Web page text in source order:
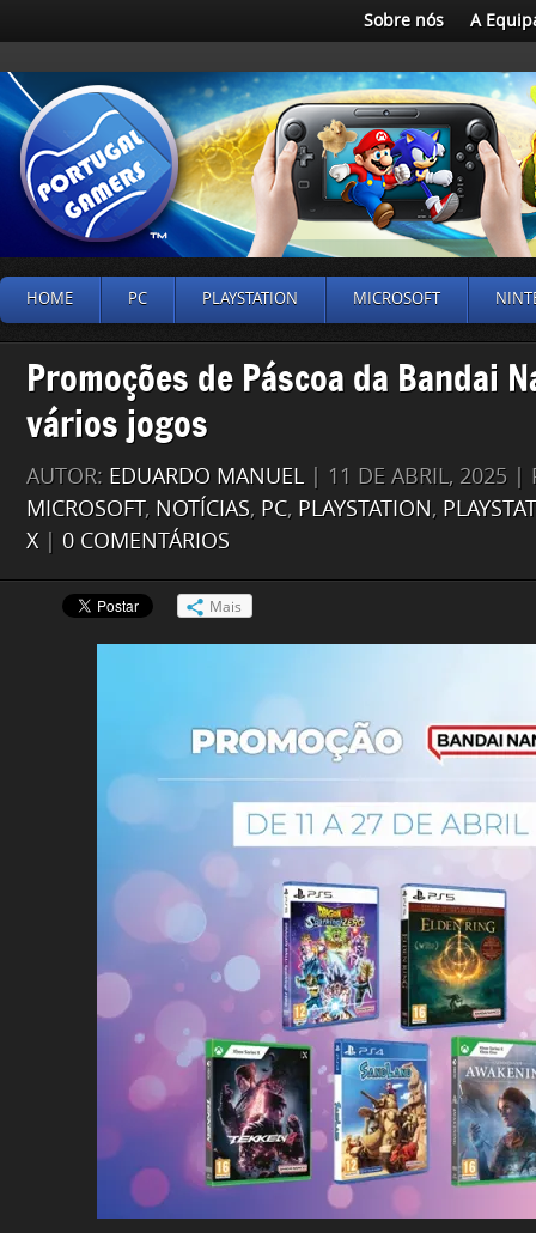
Sobre nós A
HOME PC PLAYSTATION MICROSOFT
Promoções de Páscoa da Bandai
vários jogos
AUTOR: EDUARDO MANUEL | 11 DE ABRIL, 2025 |
MICROSOFT, NOTÍCIAS, PC, PLAYSTATION,
X| 0 COMENTÁRIOS
Mais